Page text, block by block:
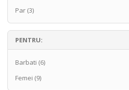
Par (3)
PENTRU:
Barbati (6)
Femei (9)